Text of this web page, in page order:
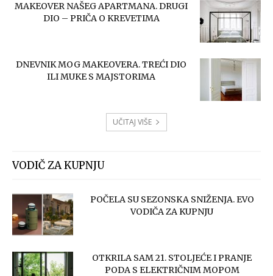
MAKEOVER NAŠEG APARTMANA. DRUGI
DIO – PRIČA O KREVETIMA
DNEVNIK MOG MAKEOVERA. TREĆI DIO
ILI MUKE S MAJSTORIMA
UČITAJ VIŠE
VODIČ ZA KUPNJU
POČELA SU SEZONSKA SNIŽENJA. EVO
VODIČA ZA KUPNJU
OTKRILA SAM 21. STOLJEĆE I PRANJE
PODA S ELEKTRIČNIM MOPOM